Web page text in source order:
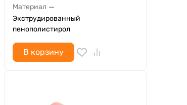
Материал —
Экструдированный
пенополистирол
В корзину